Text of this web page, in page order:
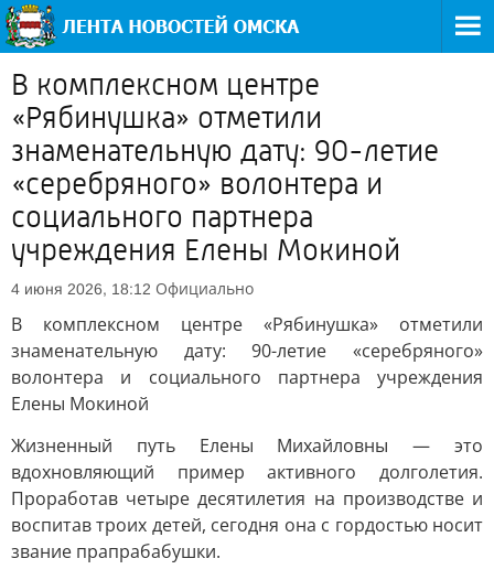
В комплексном центре
«Рябинушка» отметили
знаменательную дату: 90-летие
«серебряного» волонтера и
социального партнера
учреждения Елены Мокиной
4 июня 2026, 18:12 Официально
В комплексном центре «Рябинушка» отметили
знаменательную дату: 90-летие «серебряного»
волонтера и социального партнера учреждения
Елены Мокиной
Жизненный путь Елены Михайловны — это
вдохновляющий пример активного долголетия.
Проработав четыре десятилетия на производстве и
воспитав троих детей, сегодня она с гордостью носит
звание прапрабабушки.